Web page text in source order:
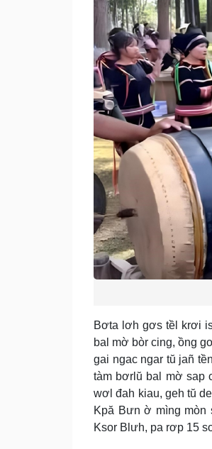
Bơta lơh gơs tềl krơi
bal mờ bòr cing, ồng
gai ngac ngar tŭ jañ
tàm bơrlŭ bal mờ sap
wơl đah kiau, geh tŭ
Kpă Bưn ờ mìng mòn
Ksor Blưh, pa rơp 15